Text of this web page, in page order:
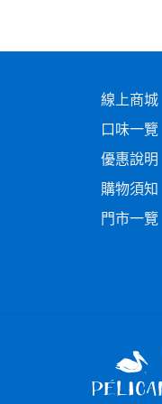
線上商城
口味一覽
優惠說明
購物須知
門市一覽